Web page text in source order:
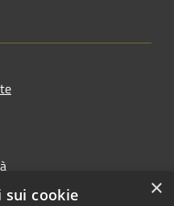
×
cookie